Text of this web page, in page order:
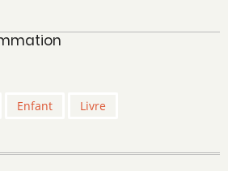
Enfant Livre